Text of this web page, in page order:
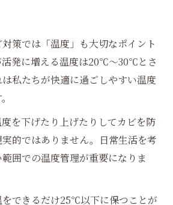
策では「温度」も大切なポイント
活発に増える温度は20℃〜30℃とさ
私たちが快適に過ごしやすい温度
を下げたり上げたりしてカビを防
的ではありません。日常生活を考
囲での温度管理が重要になりま
をできるだけ25℃以下に保つことが